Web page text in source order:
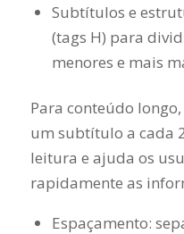
Subtítulos e
(tags H) para
menores e mais
Para conteúdo
um subtítulo a cada
leitura e ajuda os
rapidamente as
Espaçamento: